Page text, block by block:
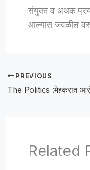
संयुक्त व अथक
आल्यास जवळील
PREVIOUS
Related